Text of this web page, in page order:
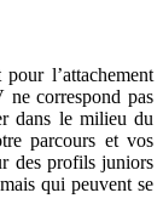
l’attachement
ne correspond pas
dans le milieu du
parcours et vos
des profils juniors
qui peuvent se